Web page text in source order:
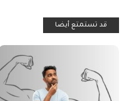
قد تستمتع أيضا